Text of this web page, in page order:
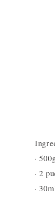
·
· 2
·